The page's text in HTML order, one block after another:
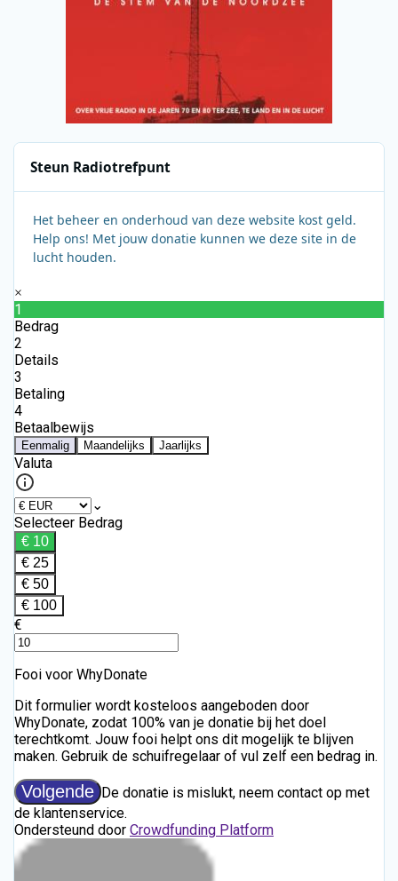
Steun Radiotrefpunt
Het beheer en onderhoud van deze website kost geld.
Help ons! Met jouw donatie kunnen we deze site in de
lucht houden.